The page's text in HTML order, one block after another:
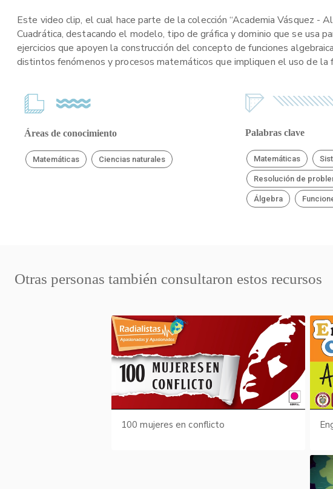
Este video clip, el cual hace parte de la colección “Academia Vásquez -
Cuadrática, destacando el modelo, tipo de gráfica y dominio que se usa
ejercicios que apoyen la construcción del concepto de funciones
distintos fenómenos y procesos matemáticos que impliquen el uso de la
Áreas de conocimiento
Matemáticas Ciencias naturales
Palabras clave
Matemáticas
Resolución de
Álgebra
Otras personas también consultaron estos recursos
100 mujeres en conflicto